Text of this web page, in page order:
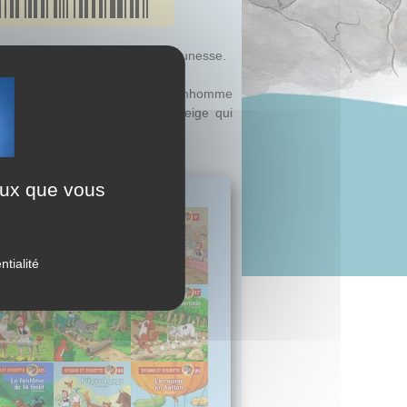
avant de lire ce livre jeunesse.
de neige
t-elle. Je vais faire un bonhomme
et beau bonhomme de neige qui
que vous